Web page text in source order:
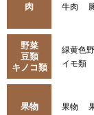
肉 牛肉
野菜
豆類
キノコ類
緑黄色
イモ類
果物 果物